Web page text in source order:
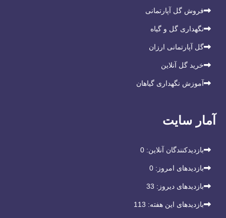
فروش گل آپارتمانی
نگهداری گل و گیاه
گل آپارتمانی ارزان
خرید گل آنلاین
آموزش نگهداری گیاهان
آمار سایت
بازدیدکنندگان آنلاین: 0
بازدیدهای امروز: 0
بازدیدهای دیروز: 33
بازدیدهای این هفته: 113